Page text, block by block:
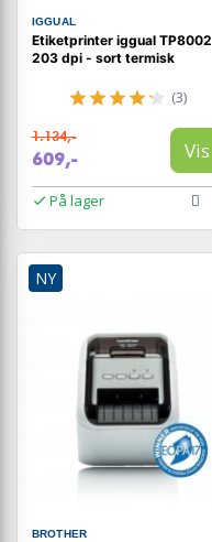
IGGUAL
Etiketprinter iggual TP8002
203 dpi - sort termisk
(3)
1.134,-
609,- Vis
På lager
NY
BROTHER